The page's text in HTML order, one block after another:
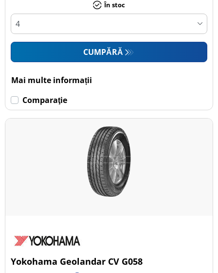
În stoc
CUMPĂRĂ
Mai multe informații
Comparaţie
Yokohama Geolandar CV G058